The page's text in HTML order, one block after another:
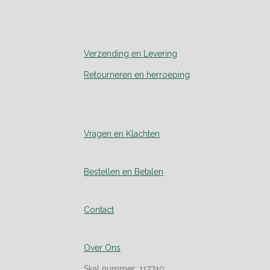
Verzending en Levering
Retourneren en herroeping
Vragen en Klachten
Bestellen en Betalen
Contact
Over Ons